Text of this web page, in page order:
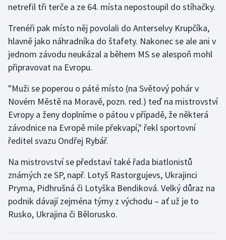
netrefil tři terče a ze 64. místa nepostoupil do stíhačky.
Trenéři pak místo něj povolali do Anterselvy Krupčíka,
hlavně jako náhradníka do štafety. Nakonec se ale ani v
jednom závodu neukázal a během MS se alespoň mohl
připravovat na Evropu.
"Muži se poperou o páté místo (na Světový pohár v
Novém Městě na Moravě, pozn. red.) teď na mistrovství
Evropy a ženy doplníme o pátou v případě, že některá
závodnice na Evropě mile překvapí," řekl sportovní
ředitel svazu Ondřej Rybář.
Na mistrovství se představí také řada biatlonistů
známých ze SP, např. Lotyš Rastorgujevs, Ukrajinci
Pryma, Pidhrušná či Lotyška Bendiková. Velký důraz na
podnik dávají zejména týmy z východu – ať už je to
Rusko, Ukrajina či Bělorusko.